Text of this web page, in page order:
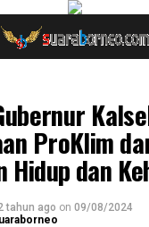
ProKlim
Hidup dan
tahun ago on 09/08/2024